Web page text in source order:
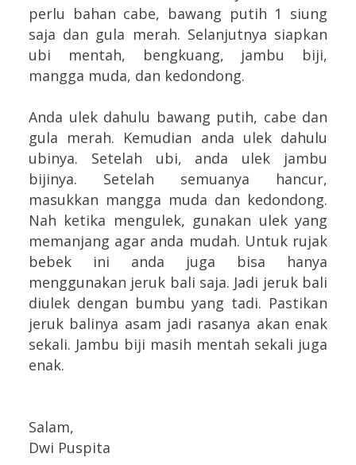
perlu bahan cabe, bawang putih 1 siung
saja dan gula merah. Selanjutnya siapkan
ubi mentah, bengkuang, jambu biji,
mangga muda, dan kedondong.
Anda ulek dahulu bawang putih, cabe dan
gula merah. Kemudian anda ulek dahulu
ubinya. Setelah ubi, anda ulek jambu
bijinya. Setelah semuanya hancur,
masukkan mangga muda dan kedondong.
Nah ketika mengulek, gunakan ulek yang
memanjang agar anda mudah. Untuk rujak
bebek ini anda juga bisa hanya
menggunakan jeruk bali saja. Jadi jeruk bali
diulek dengan bumbu yang tadi. Pastikan
jeruk balinya asam jadi rasanya akan enak
sekali. Jambu biji masih mentah sekali juga
enak.
Salam,
Dwi Puspita